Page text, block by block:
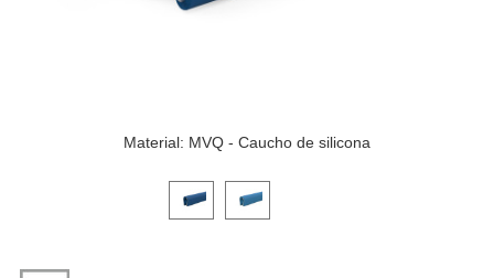
Material: MVQ - Caucho de silicona
Haga clic en una imagen de variante para verla